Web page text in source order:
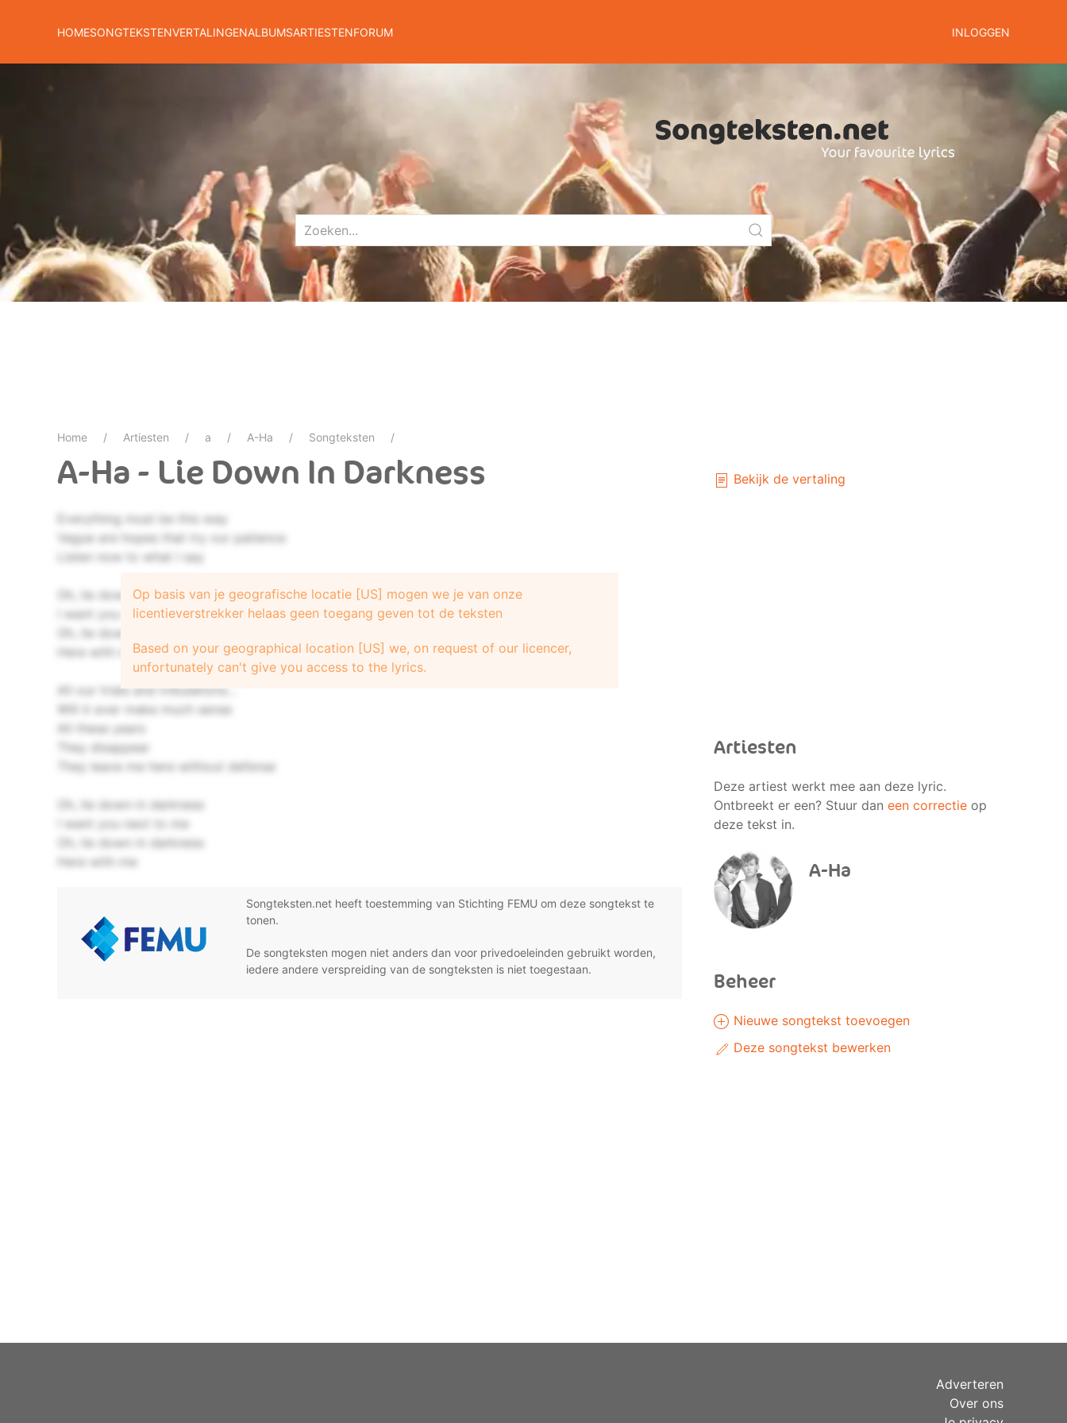
HOMESONGTEKSTENVERTALINGENALBUMSARTIESTENFORUM INLOGGEN
Home Artiesten a A-Ha Songteksten
A-Ha - Lie Down In Darkness
Everything must be this way
Vague are hopes that try our patience
Listen now to what I say
Oh, lie down in darkness
I want you next to me
Oh, lie down in darkness
Here with me
All our trials and tribulations...
Will it ever make much sense
All these years
They disappear
They leave me here without defense
Oh, lie down in darkness
I want you next to me
Oh, lie down in darkness
Here with me
Op basis van je geografische locatie [US] mogen we je van onze
licentieverstrekker helaas geen toegang geven tot de teksten
Based on your geographical location [US] we, on request of our licencer,
unfortunately can't give you access to the lyrics.
Songteksten.net heeft toestemming van Stichting FEMU om deze songtekst te
tonen.
De songteksten mogen niet anders dan voor privedoeleinden gebruikt worden,
iedere andere verspreiding van de songteksten is niet toegestaan.
Bekijk de vertaling
Artiesten
Deze artiest werkt mee aan deze lyric.
Ontbreekt er een? Stuur dan een correctieop
deze tekst in.
A-Ha
Beheer
Nieuwe songtekst toevoegen
Deze songtekst bewerken
Adverteren
Over ons